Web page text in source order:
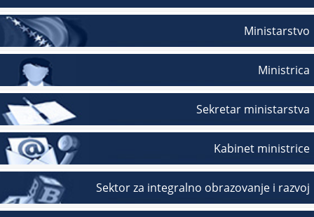
Ministarstvo
Ministrica
Sekretar ministarstva
Kabinet ministrice
Sektor za integralno obrazovanje i razvoj